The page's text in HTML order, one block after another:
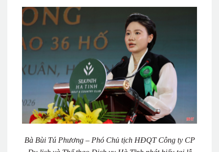
Bà Bùi Tú Phương – Phó Chủ tịch HĐQT Công ty CP